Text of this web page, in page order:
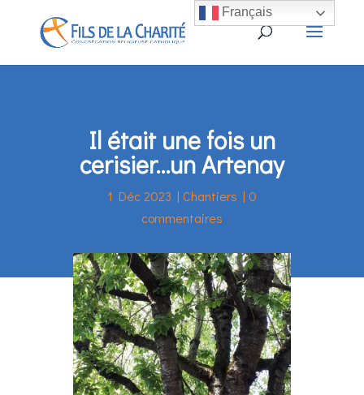
Il était une fois un
cerisier…un Artenay
1 Déc 2023 | Chantiers | 0
commentaires
Français